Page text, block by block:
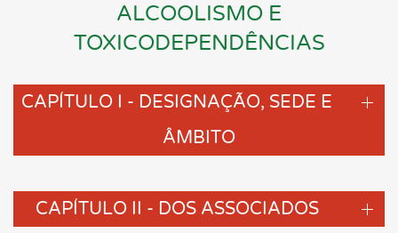
ALCOOLISMO E
TOXICODEPENDÊNCIAS
CAPÍTULO I - DESIGNAÇÃO, SEDE E
ÂMBITO
CAPÍTULO II - DOS ASSOCIADOS